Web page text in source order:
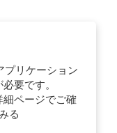
プリケーション
要です。
ページでご確
る